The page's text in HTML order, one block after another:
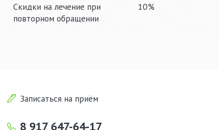
Скидки на лечение при
повторном обращении
10%
Записаться на приём
8 917 647-64-17